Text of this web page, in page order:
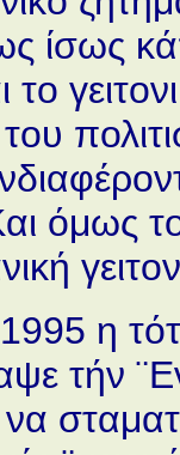
ίσως
όμως
η
τήν